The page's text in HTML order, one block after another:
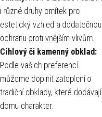
i různé druhy omítek pro
estetický vzhled a dodatečnou
ochranu proti vnějším vlivům.
Cihlový či kamenný obklad:
Podle vašich preferencí
můžeme doplnit zateplení o
tradiční obklady, které dodávají
domu charakter.